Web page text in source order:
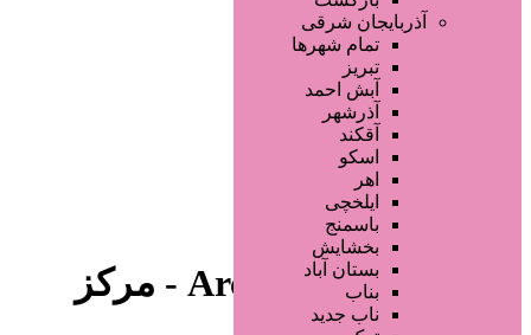
آذربایجان شرقی
تمام شهر‌ها
تبریز
آبش احمد
آذرشهر
آقکند
اسکو
اهر
ایلخچی
باسمنج
بخشایش
بستان آباد
بناب
ناب جدید
دسته‌بندی‌ها
/ فروشگاه ها
فروشگاه ها Archives - مرکز